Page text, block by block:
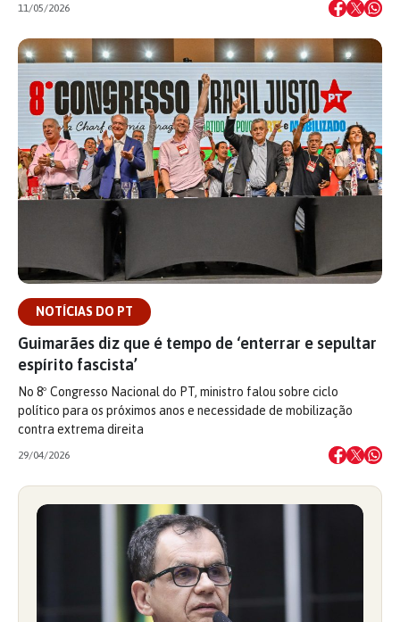
11/05/2026
NOTÍCIAS DO PT
Guimarães diz que é tempo de ‘enterrar e sepultar
espírito fascista’
No 8º Congresso Nacional do PT, ministro falou sobre ciclo
político para os próximos anos e necessidade de mobilização
contra extrema direita
29/04/2026